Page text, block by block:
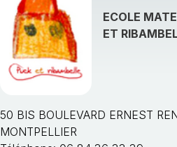
ECOLE
ET
50 BIS BOULEVARD ERNEST
MONTPELLIER